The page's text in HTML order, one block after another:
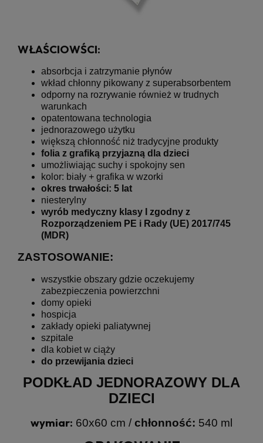
WŁAŚCIOWŚCI:
absorbcja i zatrzymanie płynów
wkład chłonny pikowany z superabsorbentem
odporny na rozrywanie również w trudnych
warunkach
opatentowana technologia
jednorazowego użytku
większą chłonność niż tradycyjne produkty
folia z grafiką przyjazną dla dzieci
umożliwiając suchy i spokojny sen
kolor: biały + grafika w wzorki
okres trwałości: 5 lat
niesterylny
wyrób medyczny klasy I zgodny z
Rozporządzeniem PE i Rady (UE) 2017/745
(MDR)
ZASTOSOWANIE:
wszystkie obszary gdzie oczekujemy
zabezpieczenia powierzchni
domy opieki
hospicja
zakłady opieki paliatywnej
szpitale
dla kobiet w ciąży
do przewijania dzieci
PODKŁAD JEDNORAZOWY DLA
DZIECI
wymiar: 60x60 cm / chłonność: 540 ml